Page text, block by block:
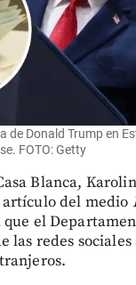
de Donald Trump en
FOTO: Getty
Blanca,
del medio
que el
las redes